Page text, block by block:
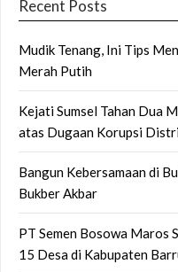
Recent Posts
Mudik Tenang, Ini Tips
Merah Putih
Kejati Sumsel Tahan Dua
atas Dugaan Korupsi
Bangun Kebersamaan di
Bukber Akbar
PT Semen Bosowa Maros
15 Desa di Kabupaten